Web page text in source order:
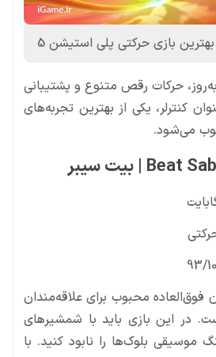
حرکات رقص متنوع و پشتیبانی
کنترلر، یکی از بهترین تجربه‌های
فوق‌العاده محبوب برای علاقه‌مندان
در این بازی باید با شمشیرهای
موسیقی بلوک‌ها را نابود کنید. با